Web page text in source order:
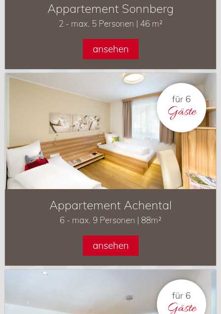
Appartement Sonnberg
2 - max. 5 Personen | 46 m²
ansehen
für 6
Gäste
Appartement Achental
6 - max. 9 Personen | 88m²
ansehen
für 6
Gäste